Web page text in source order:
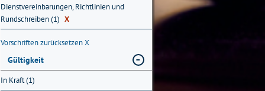
Dienstvereinbarungen, Richtlinien und
Rundschreiben (1) X
Vorschriften zurücksetzenX
Gültigkeit
In Kraft (1)